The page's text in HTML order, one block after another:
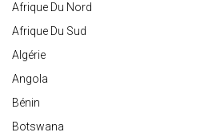
Afrique Du Nord
Afrique Du Sud
Algérie
Angola
Bénin
Botswana